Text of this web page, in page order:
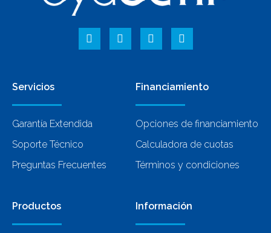
Servicios
Garantía Extendida
Soporte Técnico
Preguntas Frecuentes
Financiamiento
Opciones de financiamiento
Calculadora de cuotas
Términos y condiciones
Productos Información